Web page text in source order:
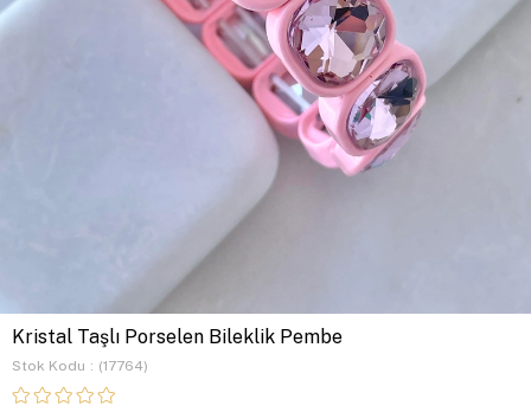
Kristal Taşlı Porselen Bileklik Pembe
Stok Kodu (17764)